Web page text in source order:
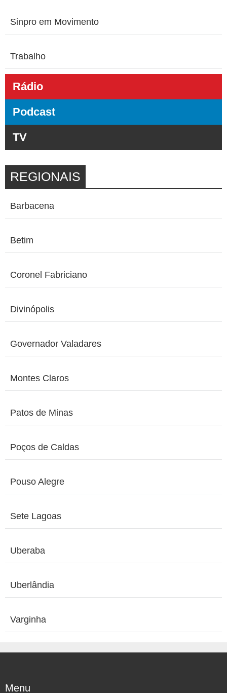
Sinpro em Movimento
Trabalho
Rádio
Podcast
TV
REGIONAIS
Barbacena
Betim
Coronel Fabriciano
Divinópolis
Governador Valadares
Montes Claros
Patos de Minas
Poços de Caldas
Pouso Alegre
Sete Lagoas
Uberaba
Uberlândia
Varginha
Menu